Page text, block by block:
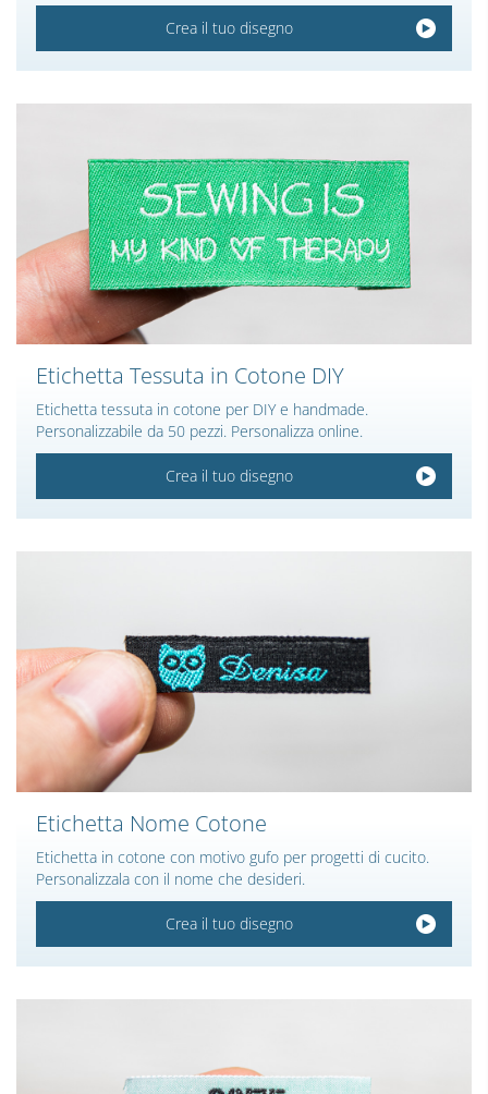
Crea il tuo disegno
Etichetta Tessuta in Cotone DIY
Etichetta tessuta in cotone per DIY e handmade.
Personalizzabile da 50 pezzi. Personalizza online.
Crea il tuo disegno
Etichetta Nome Cotone
Etichetta in cotone con motivo gufo per progetti di cucito.
Personalizzala con il nome che desideri.
Crea il tuo disegno